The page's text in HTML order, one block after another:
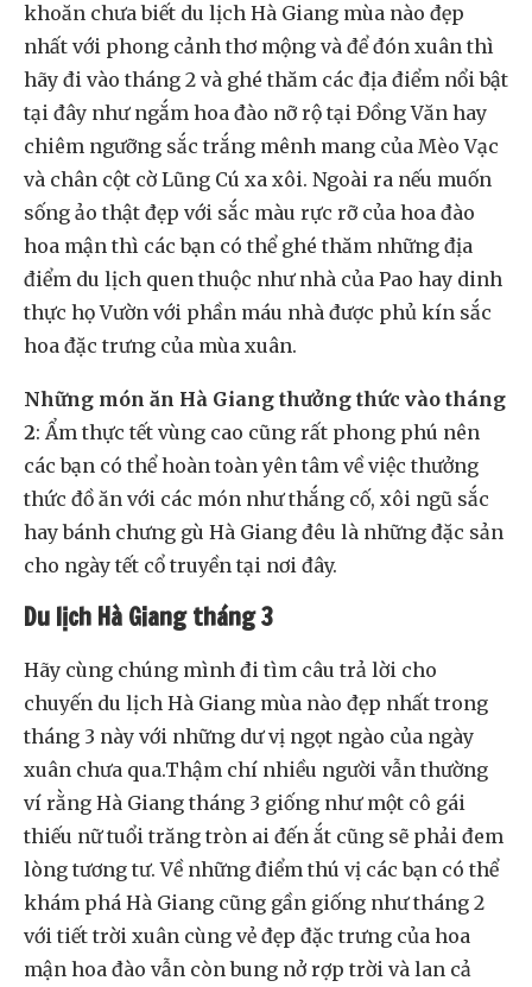
khoăn chưa biết du lịch Hà Giang mùa nào đẹp
nhất với phong cảnh thơ mộng và để đón xuân thì
hãy đi vào tháng 2 và ghé thăm các địa điểm nổi bật
tại đây như ngắm hoa đào nỡ rộ tại Đồng Văn hay
chiêm ngưỡng sắc trắng mênh mang của Mèo Vạc
và chân cột cờ Lũng Cú xa xôi. Ngoài ra nếu muốn
sống ảo thật đẹp với sắc màu rực rỡ của hoa đào
hoa mận thì các bạn có thể ghé thăm những địa
điểm du lịch quen thuộc như nhà của Pao hay dinh
thực họ Vườn với phần máu nhà được phủ kín sắc
hoa đặc trưng của mùa xuân.
Những món ăn Hà Giang thưởng thức vào tháng
2: Ẩm thực tết vùng cao cũng rất phong phú nên
các bạn có thể hoàn toàn yên tâm về việc thưởng
thức đồ ăn với các món như thắng cố, xôi ngũ sắc
hay bánh chưng gù Hà Giang đêu là những đặc sản
cho ngày tết cổ truyền tại nơi đây.
Du lịch Hà Giang tháng 3
Hãy cùng chúng mình đi tìm câu trả lời cho
chuyến du lịch Hà Giang mùa nào đẹp nhất trong
tháng 3 này với những dư vị ngọt ngào của ngày
xuân chưa qua.Thậm chí nhiều người vẫn thường
ví rằng Hà Giang tháng 3 giống như một cô gái
thiếu nữ tuổi trăng tròn ai đến ắt cũng sẽ phải đem
lòng tương tư. Về những điểm thú vị các bạn có thể
khám phá Hà Giang cũng gần giống như tháng 2
với tiết trời xuân cùng vẻ đẹp đặc trưng của hoa
mận hoa đào vẫn còn bung nở rợp trời và lan cả